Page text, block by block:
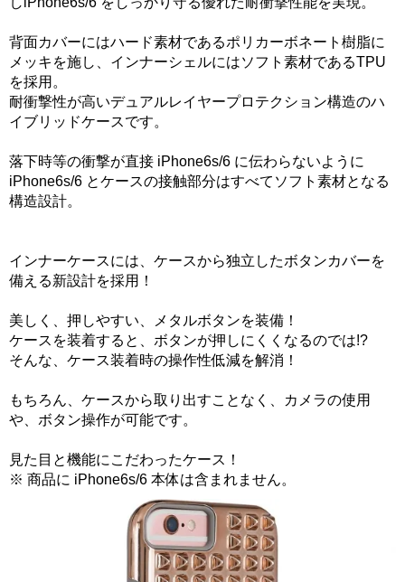
背面カバーにはハード素材であるポリカーボネート樹脂に
メッキを施し、インナーシェルにはソフト素材であるTPU
を採用。
耐衝撃性が高いデュアルレイヤープロテクション構造のハ
イブリッドケースです。
落下時等の衝撃が直接 iPhone6s/6 に伝わらないように
iPhone6s/6 とケースの接触部分はすべてソフト素材となる
構造設計。
インナーケースには、ケースから独立したボタンカバーを
備える新設計を採用！
美しく、押しやすい、メタルボタンを装備！
ケースを装着すると、ボタンが押しにくくなるのでは!?
そんな、ケース装着時の操作性低減を解消！
もちろん、ケースから取り出すことなく、カメラの使用
や、ボタン操作が可能です。
見た目と機能にこだわったケース！
※ 商品に iPhone6s/6 本体は含まれません。